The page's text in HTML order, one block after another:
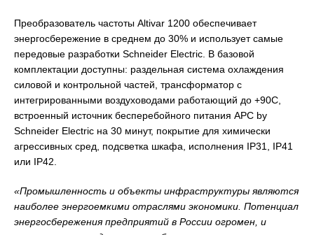
Преобразователь частоты Altivar 1200 обеспечивает
энергосбережение в среднем до 30% и использует самые
передовые разработки Schneider Electric. В базовой
комплектации доступны: раздельная система охлаждения
силовой и контрольной частей, трансформатор с
интегрированными воздуховодами работающий до +90С,
встроенный источник бесперебойного питания APC by
Schneider Electric на 30 минут, покрытие для химически
агрессивных сред, подсветка шкафа, исполнения IP31, IP41
или IP42.
«Промышленность и объекты инфраструктуры являются
наиболее энергоемкими отраслями экономики. Потенциал
энергосбережения предприятий в России огромен, и